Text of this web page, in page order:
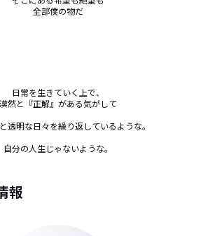
全部僕の物だ
日常を生きていく上で、
漠然と『正解』がある気がして
透明な日々を繰り返しているような。
自分の人生じゃないような。
報